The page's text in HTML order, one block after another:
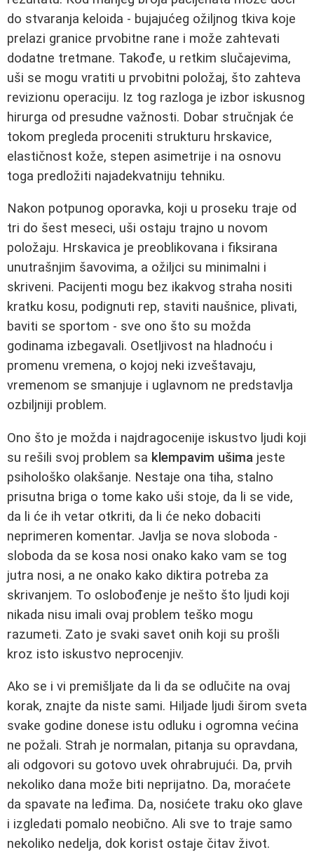
do stvaranja keloida - bujajućeg ožiljnog tkiva koje
prelazi granice prvobitne rane i može zahtevati
dodatne tretmane. Takođe, u retkim slučajevima,
uši se mogu vratiti u prvobitni položaj, što zahteva
revizionu operaciju. Iz tog razloga je izbor iskusnog
hirurga od presudne važnosti. Dobar stručnjak će
tokom pregleda proceniti strukturu hrskavice,
elastičnost kože, stepen asimetrije i na osnovu
toga predložiti najadekvatniju tehniku.
Nakon potpunog oporavka, koji u proseku traje od
tri do šest meseci, uši ostaju trajno u novom
položaju. Hrskavica je preoblikovana i fiksirana
unutrašnjim šavovima, a ožiljci su minimalni i
skriveni. Pacijenti mogu bez ikakvog straha nositi
kratku kosu, podignuti rep, staviti naušnice, plivati,
baviti se sportom - sve ono što su možda
godinama izbegavali. Osetljivost na hladnoću i
promenu vremena, o kojoj neki izveštavaju,
vremenom se smanjuje i uglavnom ne predstavlja
ozbiljniji problem.
Ono što je možda i najdragocenije iskustvo ljudi koji
su rešili svoj problem sa klempavim ušima jeste
psihološko olakšanje. Nestaje ona tiha, stalno
prisutna briga o tome kako uši stoje, da li se vide,
da li će ih vetar otkriti, da li će neko dobaciti
neprimeren komentar. Javlja se nova sloboda -
sloboda da se kosa nosi onako kako vam se tog
jutra nosi, a ne onako kako diktira potreba za
skrivanjem. To oslobođenje je nešto što ljudi koji
nikada nisu imali ovaj problem teško mogu
razumeti. Zato je svaki savet onih koji su prošli
kroz isto iskustvo neprocenjiv.
Ako se i vi premišljate da li da se odlučite na ovaj
korak, znajte da niste sami. Hiljade ljudi širom sveta
svake godine donese istu odluku i ogromna većina
ne požali. Strah je normalan, pitanja su opravdana,
ali odgovori su gotovo uvek ohrabrujući. Da, prvih
nekoliko dana može biti neprijatno. Da, moraćete
da spavate na leđima. Da, nosićete traku oko glave
i izgledati pomalo neobično. Ali sve to traje samo
nekoliko nedelja, dok korist ostaje čitav život.